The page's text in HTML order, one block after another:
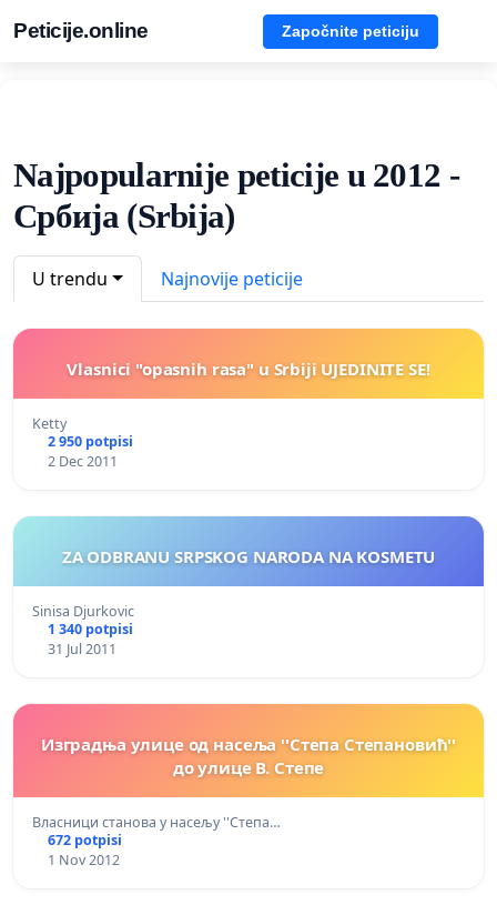
Peticije.online Započnite peticiju
Najpopularnije peticije u 2012 -
Србија (Srbija)
U trendu Najnovije peticije
Vlasnici "opasnih rasa" u Srbiji UJEDINITE SE!
Ketty
2 950 potpisi
2 Dec 2011
ZA ODBRANU SRPSKOG NARODA NA KOSMETU
Sinisa Djurkovic
1 340 potpisi
31 Jul 2011
Изградња улице од насеља ''Степа Степановић''
до улице В. Степе
Власници станова у насељу ''Степа…
672 potpisi
1 Nov 2012